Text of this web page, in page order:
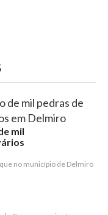
mil
no município de Delmiro